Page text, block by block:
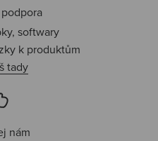
softwary
k produktům
tady
nám